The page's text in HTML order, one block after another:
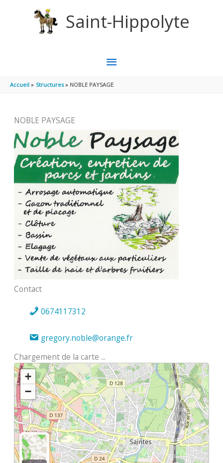
Saint-Hippolyte
MENU
PRINCIPAL
Accueil Structures NOBLE PAYSAGE
NOBLE PAYSAGE
Contact
0674117312
gregory.noble@orange.fr
Chargement de la carte ...
+
−